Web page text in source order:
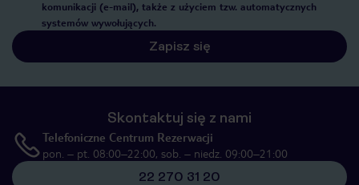
komunikacji (e-mail), także z użyciem tzw. automatycznych
systemów wywołujących.
Zapisz się
Skontaktuj się z nami
Telefoniczne Centrum Rezerwacji
pon. – pt. 08:00–22:00, sob. – niedz. 09:00–21:00
22 270 31 20